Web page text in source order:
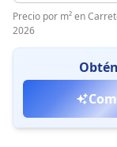
Precio por m² en
2026